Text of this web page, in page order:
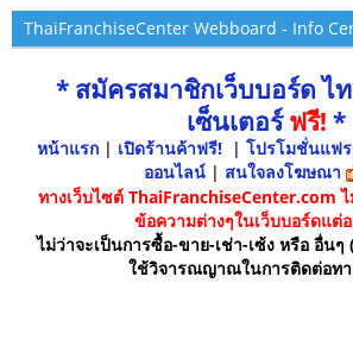
ThaiFranchiseCenter Webboard - Info
* สมัครสมาชิกเว็บบอร์ด ไ
เซ็นเตอร์ฟรี! *
หน้าแรก | เปิดร้านค้าฟรี! | โปรโมชั่นแฟ
ออนไลน์ | สนใจลงโฆษณา
ทางเว็บไซต์ ThaiFranchiseCenter.com
ข้อความต่างๆในเว็บบอร์ดแต่
ไม่ว่าจะเป็นการซื้อ-ขาย-เช่า-เซ้ง หรือ อื่น
ใช้วิจารณญาณในการติดต่อทา